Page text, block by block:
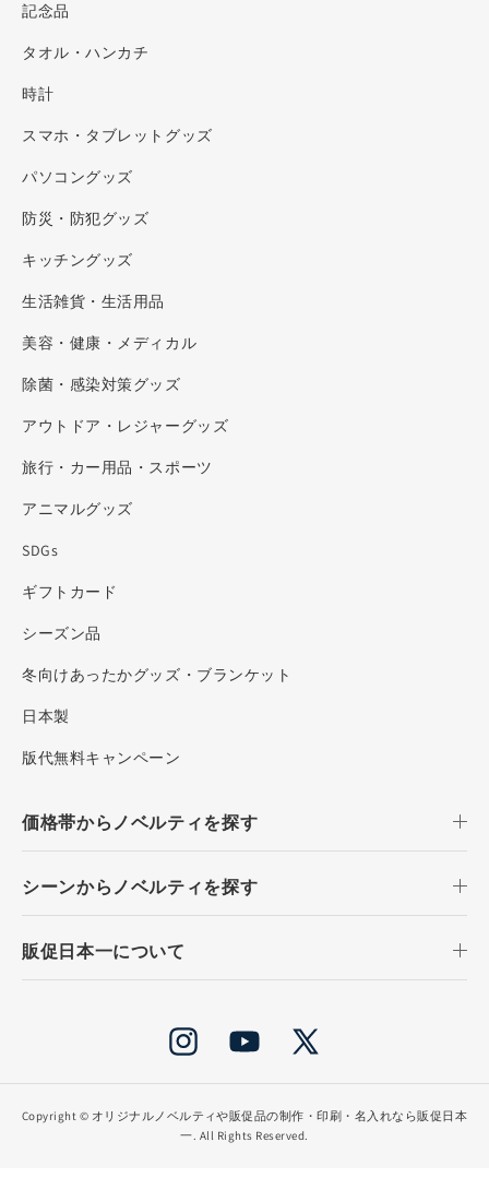
記念品
タオル・ハンカチ
時計
スマホ・タブレットグッズ
パソコングッズ
防災・防犯グッズ
キッチングッズ
生活雑貨・生活用品
美容・健康・メディカル
除菌・感染対策グッズ
アウトドア・レジャーグッズ
旅行・カー用品・スポーツ
アニマルグッズ
SDGs
ギフトカード
シーズン品
冬向けあったかグッズ・ブランケット
日本製
版代無料キャンペーン
価格帯からノベルティを探す
シーンからノベルティを探す
販促日本一について
InstagramYouTube
X
(Twitter)
Copyright © オリジナルノベルティや販促品の制作・印刷・名入れなら販促日本
一. All Rights Reserved.